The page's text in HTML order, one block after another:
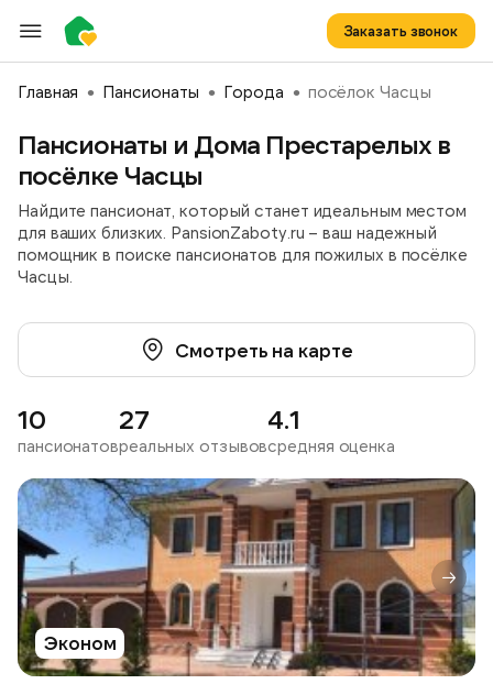
Заказать звонок
Главная Пансионаты Города посёлок Часцы
Пансионаты и Дома Престарелых в
посёлке Часцы
Найдите пансионат, который станет идеальным местом
для ваших близких. PansionZaboty.ru – ваш надежный
помощник в поиске пансионатов для пожилых в посёлке
Часцы.
Смотреть на карте
10
пансионатов
27
реальных отзывов
4.1
средняя оценка
Эконом